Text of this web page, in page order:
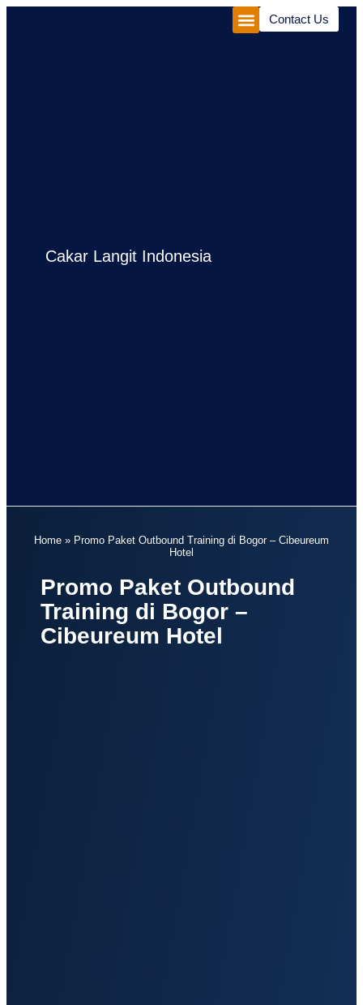
Cakar Langit Indonesia
Contact Us
Home » Promo Paket Outbound Training di Bogor – Cibeureum
Hotel
Promo Paket Outbound
Training di Bogor –
Cibeureum Hotel